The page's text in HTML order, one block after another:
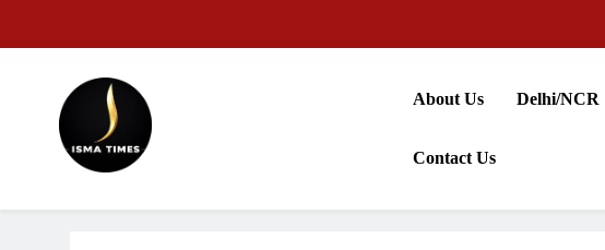
ISMA TIMES NEWS
About Us Delhi/NCR
Contact Us